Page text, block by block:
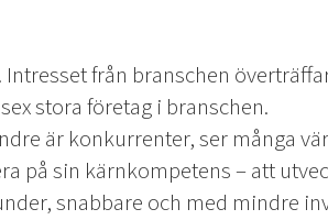
från branschen
stora företag i branschen.
är konkurrenter, ser många
på sin kärnkompetens – att
snabbare och med mindre